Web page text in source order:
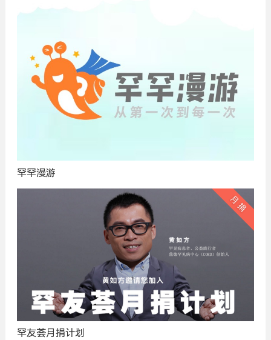
罕罕漫游
罕友荟月捐计划